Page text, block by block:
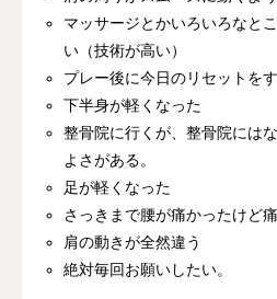
マッサージとかいろいろなと
い（技術が高い）
プレー後に今日のリセットを
下半身が軽くなった
整骨院に行くが、整骨院には
よさがある。
足が軽くなった
さっきまで腰が痛かったけど
肩の動きが全然違う
絶対毎回お願いしたい。